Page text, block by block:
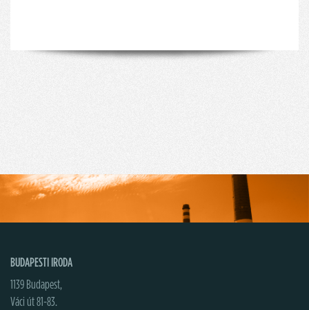
BUDAPESTI IRODA
1139 Budapest,
Váci út 81-83.